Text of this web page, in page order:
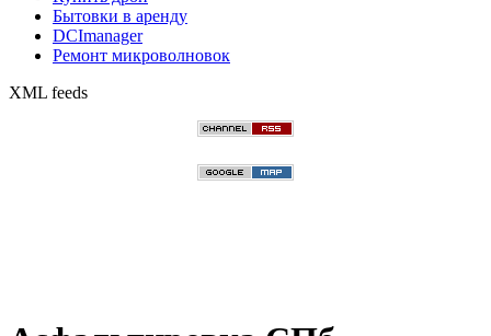
Бытовки в аренду
DCImanager
Ремонт микроволновок
XML feeds